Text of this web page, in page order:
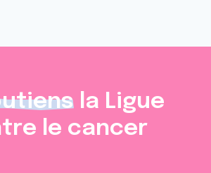
la Ligue
le cancer